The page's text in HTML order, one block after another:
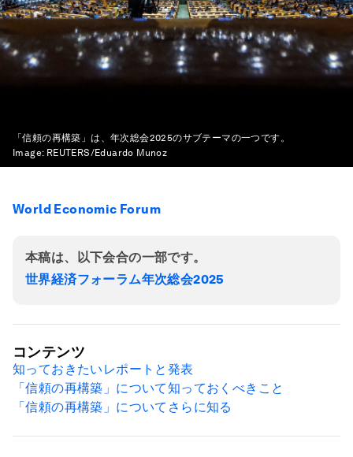
「信頼の再構築」は、年次総会2025のサブテーマの一つです。
Image: REUTERS/Eduardo Munoz
World Economic Forum
本稿は、以下会合の一部です。
世界経済フォーラム年次総会2025
コンテンツ
知っておきたいレポートと発表
「信頼の再構築」について知っておくべきこと
「信頼の再構築」についてさらに知る